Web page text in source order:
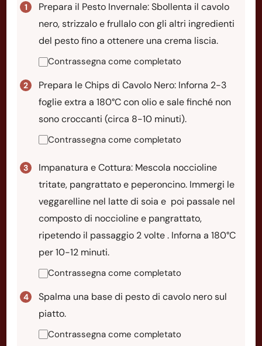
Prepara il Pesto Invernale: Sbollenta il cavolo
nero, strizzalo e frullalo con gli altri ingredienti
del pesto fino a ottenere una crema liscia.
Contrassegna come completato
Prepara le Chips di Cavolo Nero: Inforna 2-3
foglie extra a 180°C con olio e sale finché non
sono croccanti (circa 8-10 minuti).
Contrassegna come completato
Impanatura e Cottura: Mescola noccioline
tritate, pangrattato e peperoncino. Immergi le
veggarelline nel latte di soia e poi passale nel
composto di noccioline e pangrattato,
ripetendo il passaggio 2 volte . Inforna a 180°C
per 10-12 minuti.
Contrassegna come completato
Spalma una base di pesto di cavolo nero sul
piatto.
Contrassegna come completato